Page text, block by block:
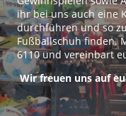
ihr bei uns auch eine
durchführen und so
Fußballschuh finden.
6110 und vereinbart
Wir freuen uns auf